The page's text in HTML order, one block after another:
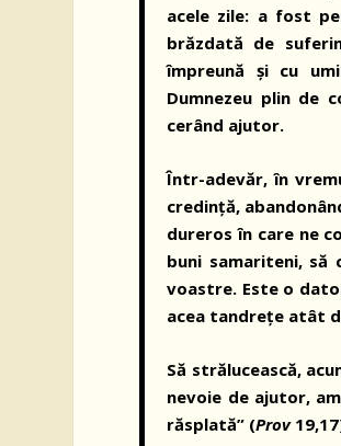
acele zile: a fost
brăzdată de
împreună și cu
Dumnezeu plin de
cerând ajutor.
Într-adevăr, în
credință,
dureros în care ne
buni samariteni,
voastre. Este o
acea tandrețe atât
Să strălucească,
nevoie de ajutor,
răsplată” (Prov